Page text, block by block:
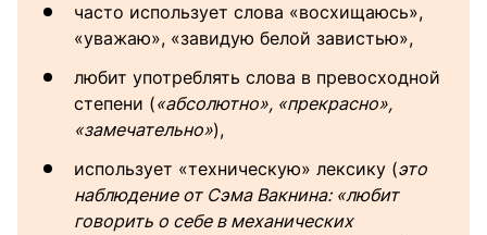
часто использует слова «восхищаюсь»,
«уважаю», «завидую белой завистью»,
любит употреблять слова в превосходной
степени («абсолютно», «прекрасно»,
«замечательно»),
использует «техническую» лексику (это
наблюдение от Сэма Вакнина: «любит
говорить о себе в механических